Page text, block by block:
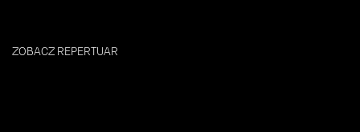
ZOBACZ REPERTUAR